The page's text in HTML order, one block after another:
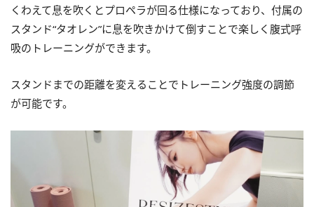
くわえて息を吹くとプロペラが回る仕様になっており、付属の
スタンド“タオレン”に息を吹きかけて倒すことで楽しく腹式呼
吸のトレーニングができます。
スタンドまでの距離を変えることでトレーニング強度の調節
が可能です。